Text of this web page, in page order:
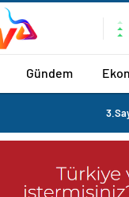
Gündem